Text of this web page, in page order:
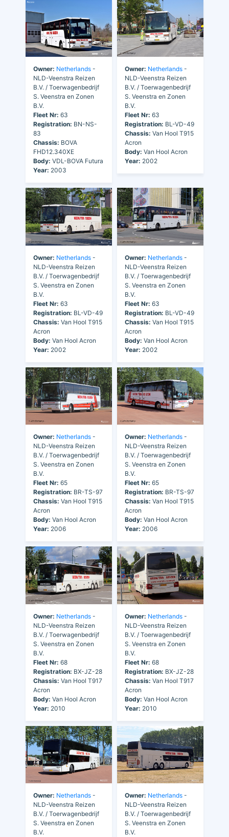
Owner: Netherlands -
NLD-Veenstra Reizen
B.V. / Toerwagenbedrijf
S. Veenstra en Zonen
B.V.
Fleet Nr: 63
Registration: BN-NS-
83
Chassis: BOVA
FHD12.340XE
Body: VDL-BOVA Futura
Year: 2003
Owner: Netherlands -
NLD-Veenstra Reizen
B.V. / Toerwagenbedrijf
S. Veenstra en Zonen
B.V.
Fleet Nr: 63
Registration: BL-VD-49
Chassis: Van Hool T915
Acron
Body: Van Hool Acron
Year: 2002
Owner: Netherlands -
NLD-Veenstra Reizen
B.V. / Toerwagenbedrijf
S. Veenstra en Zonen
B.V.
Fleet Nr: 63
Registration: BL-VD-49
Chassis: Van Hool T915
Acron
Body: Van Hool Acron
Year: 2002
Owner: Netherlands -
NLD-Veenstra Reizen
B.V. / Toerwagenbedrijf
S. Veenstra en Zonen
B.V.
Fleet Nr: 63
Registration: BL-VD-49
Chassis: Van Hool T915
Acron
Body: Van Hool Acron
Year: 2002
Owner: Netherlands -
NLD-Veenstra Reizen
B.V. / Toerwagenbedrijf
S. Veenstra en Zonen
B.V.
Fleet Nr: 65
Registration: BR-TS-97
Chassis: Van Hool T915
Acron
Body: Van Hool Acron
Year: 2006
Owner: Netherlands -
NLD-Veenstra Reizen
B.V. / Toerwagenbedrijf
S. Veenstra en Zonen
B.V.
Fleet Nr: 65
Registration: BR-TS-97
Chassis: Van Hool T915
Acron
Body: Van Hool Acron
Year: 2006
Owner: Netherlands -
NLD-Veenstra Reizen
B.V. / Toerwagenbedrijf
S. Veenstra en Zonen
B.V.
Fleet Nr: 68
Registration: BX-JZ-28
Chassis: Van Hool T917
Acron
Body: Van Hool Acron
Year: 2010
Owner: Netherlands -
NLD-Veenstra Reizen
B.V. / Toerwagenbedrijf
S. Veenstra en Zonen
B.V.
Fleet Nr: 68
Registration: BX-JZ-28
Chassis: Van Hool T917
Acron
Body: Van Hool Acron
Year: 2010
Owner: Netherlands -
NLD-Veenstra Reizen
B.V. / Toerwagenbedrijf
S. Veenstra en Zonen
B.V.
Owner: Netherlands -
NLD-Veenstra Reizen
B.V. / Toerwagenbedrijf
S. Veenstra en Zonen
B.V.